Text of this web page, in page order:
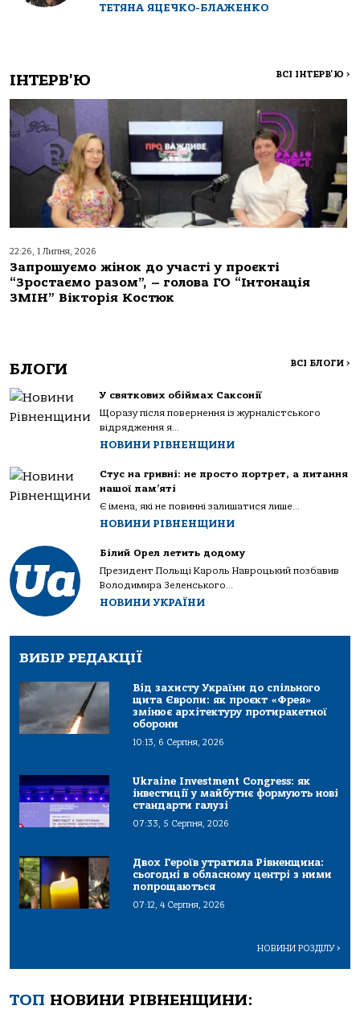
ТЕТЯНА ЯЦЕЧКО-БЛАЖЕНКО
ІНТЕРВ'Ю ВСІ ІНТЕРВ'Ю >
22:26, 1 Липня, 2026
Запрошуємо жінок до участі у проєкті
“Зростаємо разом”, – голова ГО “Інтонація
ЗМІН” Вікторія Костюк
БЛОГИ ВСІ БЛОГИ >
У святкових обіймах Саксонії
Щоразу після повернення із журналістського
відрядження я...
НОВИНИ РІВНЕНЩИНИ
Стус на гривні: не просто портрет, а питання
нашої пам’яті
Є імена, які не повинні залишатися лише...
НОВИНИ РІВНЕНЩИНИ
Білий Орел летить додому
Президент Польщі Кароль Навроцький позбавив
Володимира Зеленського...
НОВИНИ УКРАЇНИ
ВИБІР РЕДАКЦІЇ
Від захисту України до спільного
щита Європи: як проєкт «Фрея»
змінює архітектуру протиракетної
оборони
10:13, 6 Серпня, 2026
Ukraine Investment Congress: як
інвестиції у майбутнє формують нові
стандарти галузі
07:33, 5 Серпня, 2026
Двох Героїв утратила Рівненщина:
сьогодні в обласному центрі з ними
попрощаються
07:12, 4 Серпня, 2026
НОВИНИ РОЗДІЛУ>
ТОП НОВИНИ РІВНЕНЩИНИ: